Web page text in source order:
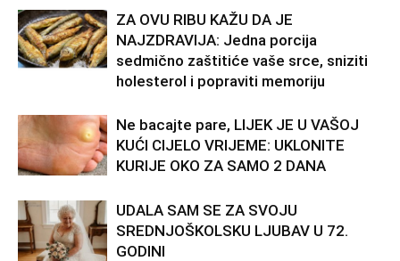
ZA OVU RIBU KAŽU DA JE
NAJZDRAVIJA: Jedna porcija
sedmično zaštitiće vaše srce, sniziti
holesterol i popraviti memoriju
Ne bacajte pare, LIJEK JE U VAŠOJ
KUĆI CIJELO VRIJEME: UKLONITE
KURIJE OKO ZA SAMO 2 DANA
UDALA SAM SE ZA SVOJU
SREDNJOŠKOLSKU LJUBAV U 72.
GODINI